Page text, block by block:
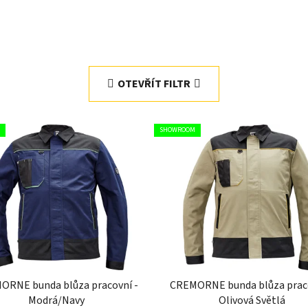
OTEVŘÍT FILTR
bunda blůza pracovní -
Modrá/Navy
SHOWROOM
CREMORNE bunda blůza
Olivová Světlá